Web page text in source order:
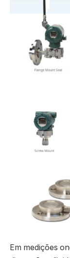
Em medições